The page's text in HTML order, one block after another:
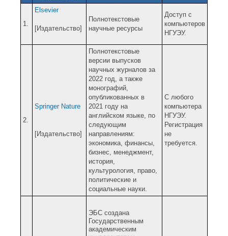
1.
Elsevier
[Издательство]
Полнотекстовые
научные ресурсы
Доступ с
компьютеров
НГУЭУ.
2.
Springer Nature
[Издательство]
Полнотекстовые
версии выпусков
научных журналов за
2022 год, а также
монографий,
опубликованных в
2021 году на
английском языке, по
следующим
направлениям:
экономика, финансы,
бизнес, менеджмент,
история,
культурология, право,
политические и
социальные науки.
С любого
компьютера
НГУЭУ.
Регистрация
не
требуется.
ЭБС создана
Государственным
академическим